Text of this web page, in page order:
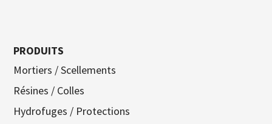
PRODUITS
Mortiers / Scellements
Résines / Colles
Hydrofuges / Protections